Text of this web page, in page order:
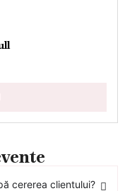
cererea clientului?